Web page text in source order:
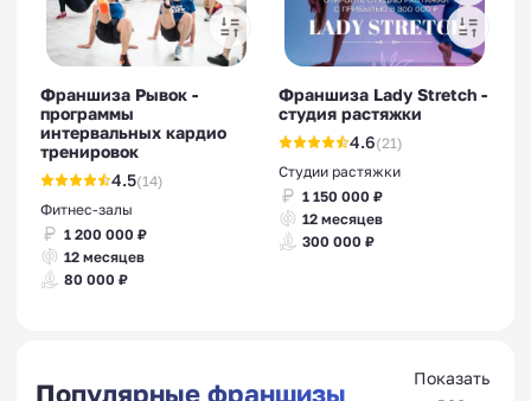
Франшиза Рывок -
программы
интервальных кардио
тренировок
4.5(14)
Фитнес-залы
1 200 000 ₽
12 месяцев
80 000 ₽
Франшиза Lady Stretch -
студия растяжки
4.6(21)
Студии растяжки
1 150 000 ₽
12 месяцев
300 000 ₽
Популярные франшизы
Показать